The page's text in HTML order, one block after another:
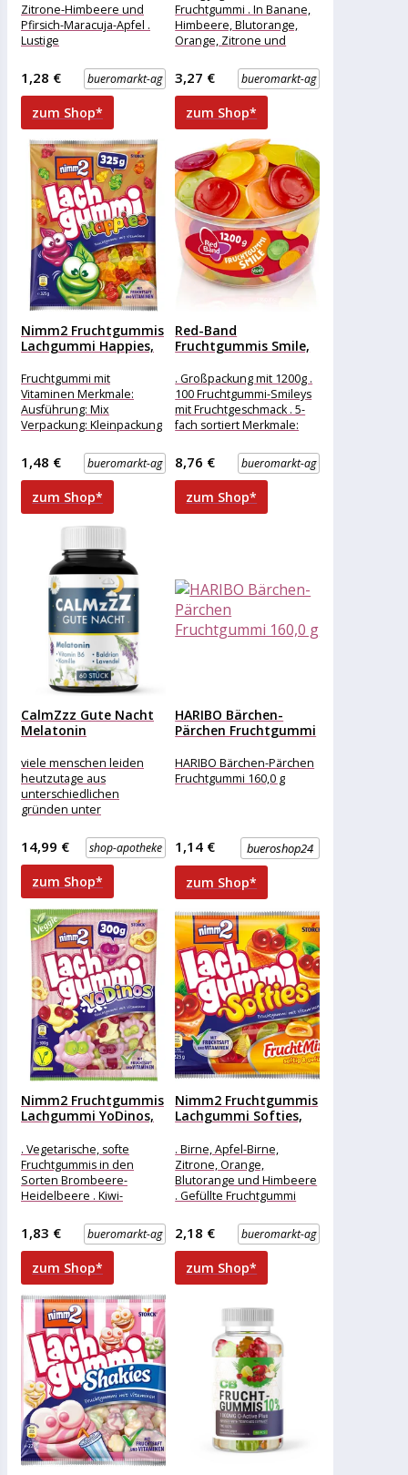
Zitrone-Himbeere und
Pfirsich-Maracuja-Apfel .
Lustige
Vitaminen Merkmale:
Ausführung: Mix
Verpackung: Kleinpackung
Geschmack: Frucht weitere
Porduktinformationen:
Inhalt:
bueromarkt-ag
1,28 €
zum Shop*
Fruchtgummi . In Banane,
Himbeere, Blutorange,
Orange, Zitrone und
Ausführung: Mix
Verpackung: Kleinpackung
Geschmack: Frucht, Milch
bueromarkt-ag
3,27 €
zum Shop*
Nimm2 Fruchtgummis
Lachgummi Happies,
Fruchtgummi mit
Vitaminen Merkmale:
Ausführung: Mix
Verpackung: Kleinpackung
Zutaten: Glukosesirup,
Zucker, Gelatine,
Fruchtsaft (5%) aus
Fruchtsaftkonzentrat
(Traube, Holunderbeere),
bueromarkt-ag
1,48 €
zum Shop*
Red-Band
Fruchtgummis Smile,
. Großpackung mit 1200g .
100 Fruchtgummi-Smileys
mit Fruchtgeschmack . 5-
fach sortiert Merkmale:
Verpackung: Großpackung
Geschmack: Frucht
Zutaten:
bueromarkt-ag
8,76 €
zum Shop*
CalmZzz Gute Nacht
Melatonin
viele menschen leiden
heutzutage aus
unterschiedlichen
gründen unter
ihnen entgeht damit die
chance auf einen
erholsamen schlaf. die
folge:
shop-apotheke
14,99 €
zum Shop*
HARIBO Bärchen-
Pärchen Fruchtgummi
HARIBO Bärchen-Pärchen
Fruchtgummi 160,0 g
bueroshop24
1,14 €
zum Shop*
Nimm2 Fruchtgummis
Lachgummi YoDinos,
. Vegetarische, softe
Fruchtgummis in den
Sorten Brombeere-
Heidelbeere . Kiwi-
Zitrone und Blutorange-
Pfirsich-Maracuja .
Fröhliche Saurier mit
Magermilchjoghurt
Merkmale: Ausführung:
bueromarkt-ag
1,83 €
zum Shop*
Nimm2 Fruchtgummis
Lachgummi Softies,
. Birne, Apfel-Birne,
Zitrone, Orange,
Blutorange und Himbeere
. Gefüllte Fruchtgummi
Mix Verpackung:
Kleinpackung Geschmack:
Frucht weitere
Porduktinformationen:
bueromarkt-ag
2,18 €
zum Shop*